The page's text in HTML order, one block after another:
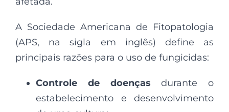
A Sociedade Americana de Fitopatologia
(APS, na sigla em inglês) define as
principais razões para o uso de fungicidas:
Controle de doençasdurante o
estabelecimento e desenvolvimento